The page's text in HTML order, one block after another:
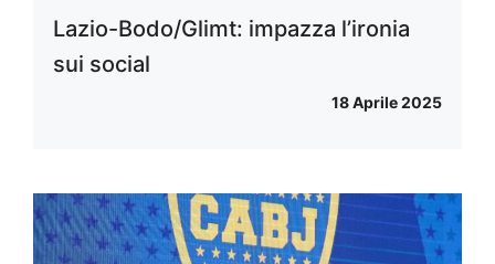
Lazio-Bodo/Glimt: impazza l’ironia
sui social
18 Aprile 2025